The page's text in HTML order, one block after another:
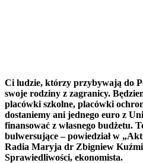
Ci ludzie, którzy przybywają do
swoje rodziny z zagranicy.
placówki szkolne, placówki
dostaniemy ani jednego euro z
finansować z własnego budżetu.
bulwersujące – powiedział w
Radia Maryja dr Zbigniew
Sprawiedliwości, ekonomista.